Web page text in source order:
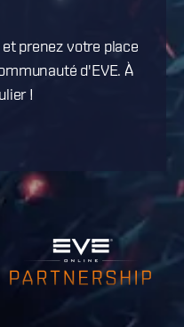
prenez votre place
d'EVE. À
!